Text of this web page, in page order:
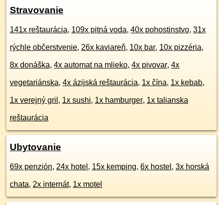
Stravovanie
141x reštaurácia, 109x pitná voda, 40x pohostinstvo, 31x
rýchle občerstvenie, 26x kaviareň, 10x bar, 10x pizzéria,
8x donáška, 4x automat na mlieko, 4x pivovar, 4x
vegetariánska, 4x ázijská reštaurácia, 1x čína, 1x kebab,
1x verejný gril , 1x sushi, 1x hamburger, 1x talianska
reštaurácia
Ubytovanie
69x penzión, 24x hotel , 15x kemping, 6x hostel , 3x horská
chata, 2x internát, 1x motel